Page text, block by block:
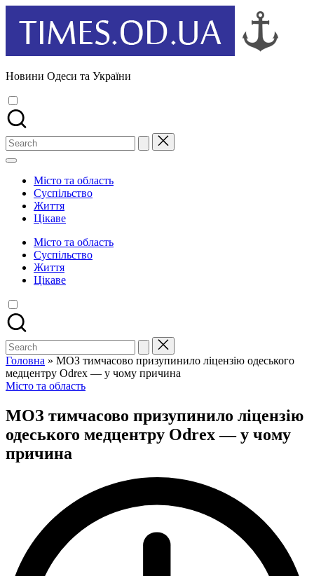
Новини Одеси та України
Search
for:
Місто та область
Суспільство
Життя
Цікаве
Місто та область
Суспільство
Життя
Цікаве
Search
for:
Головна » МОЗ тимчасово призупинило ліцензію одеського
медцентру Odrex — у чому причина
Posted
Місто та область
МОЗ тимчасово призупинило ліцензію
одеського медцентру Odrex — у чому
причина